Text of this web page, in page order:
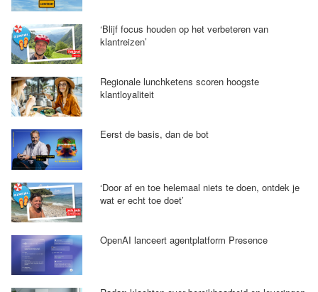
‘Blijf focus houden op het verbeteren van
klantreizen’
Regionale lunchketens scoren hoogste
klantloyaliteit
Eerst de basis, dan de bot
‘Door af en toe helemaal niets te doen, ontdek je
wat er echt toe doet’
OpenAI lanceert agentplatform Presence